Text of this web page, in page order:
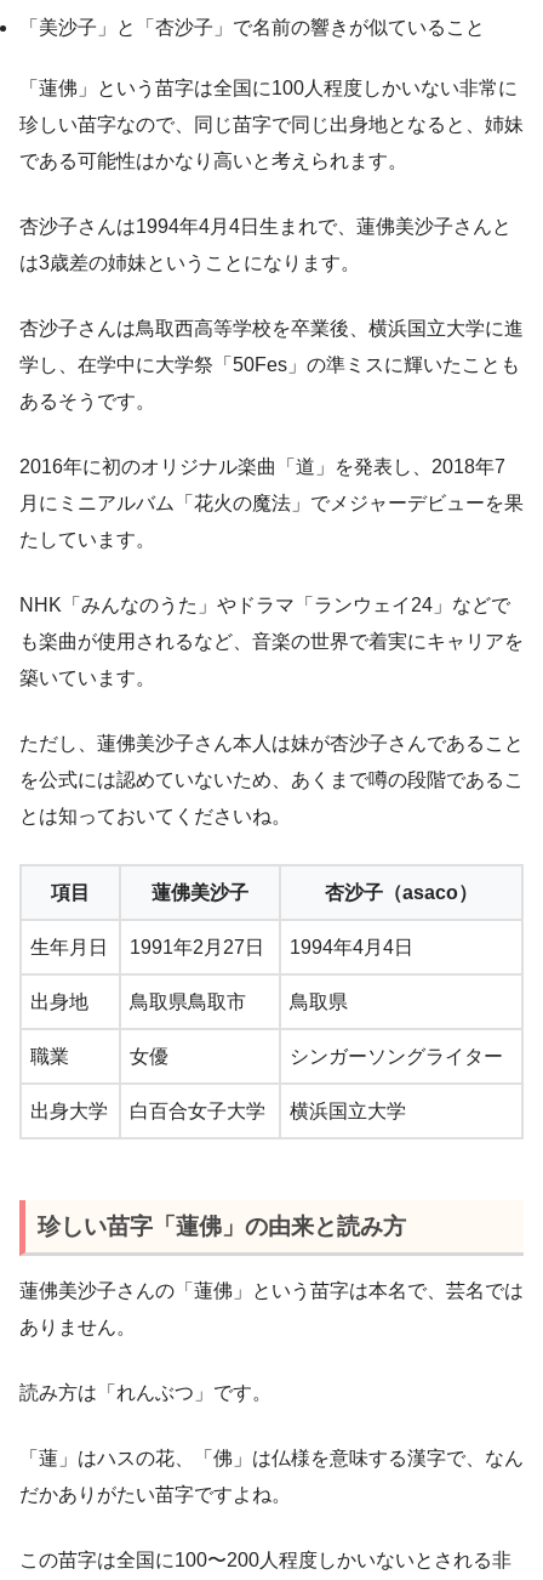
「美沙子」と「杏沙子」で名前の響きが似ていること
「蓮佛」という苗字は全国に100人程度しかいない非常に
珍しい苗字なので、同じ苗字で同じ出身地となると、姉妹
である可能性はかなり高いと考えられます。
杏沙子さんは1994年4月4日生まれで、蓮佛美沙子さんと
は3歳差の姉妹ということになります。
杏沙子さんは鳥取西高等学校を卒業後、横浜国立大学に進
学し、在学中に大学祭「50Fes」の準ミスに輝いたことも
あるそうです。
2016年に初のオリジナル楽曲「道」を発表し、2018年7
月にミニアルバム「花火の魔法」でメジャーデビューを果
たしています。
NHK「みんなのうた」やドラマ「ランウェイ24」などで
も楽曲が使用されるなど、音楽の世界で着実にキャリアを
築いています。
ただし、蓮佛美沙子さん本人は妹が杏沙子さんであること
を公式には認めていないため、あくまで噂の段階であるこ
とは知っておいてくださいね。
項目 蓮佛美沙子 杏沙子（asaco）
生年月日 1991年2月27日 1994年4月4日
出身地 鳥取県鳥取市 鳥取県
職業 女優 シンガーソングライター
出身大学 白百合女子大学 横浜国立大学
珍しい苗字「蓮佛」の由来と読み方
蓮佛美沙子さんの「蓮佛」という苗字は本名で、芸名では
ありません。
読み方は「れんぶつ」です。
「蓮」はハスの花、「佛」は仏様を意味する漢字で、なん
だかありがたい苗字ですよね。
この苗字は全国に100〜200人程度しかいないとされる非